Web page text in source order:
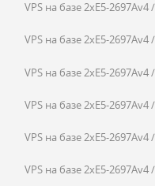
VPS на базе 2xE5-2697Av4
VPS на базе 2xE5-2697Av4
VPS на базе 2xE5-
VPS на базе 2xE5-
VPS на базе 2xE5-2697Av4
VPS на базе 2xE5-